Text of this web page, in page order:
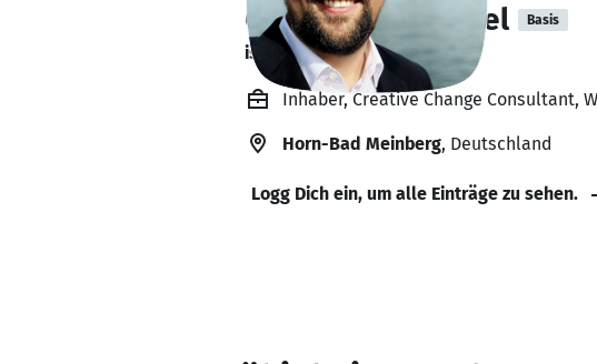
Christian Einsiedel Basis
ist zurzeit gebucht.
Inhaber, Creative Change Consultant,
Horn-Bad Meinberg, Deutschland
Logg Dich ein, um alle Einträge zu sehen.